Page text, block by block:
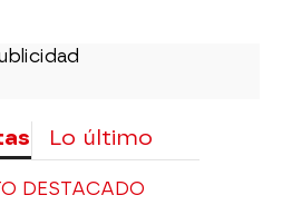
Lo último
DESTACADO